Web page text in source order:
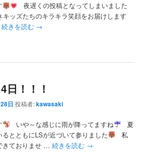
夜遅くの投稿となってしまいました
ッズたちのキラキラ笑顔をお届けします
続きを読む →
日！！！
日 投稿者:kawasaki
いや～な感じに雨が降ってますね
夏
とともにLSが近づいて参りました
私
きておりませ …続きを読む →